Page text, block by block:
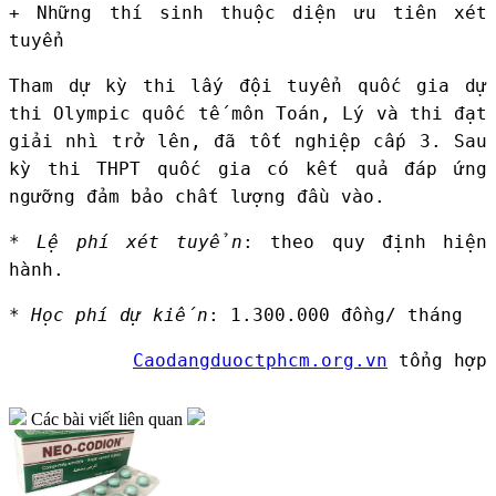
+ Những thí sinh thuộc diện ưu tiên xét
tuyển
Tham dự kỳ thi lấy đội tuyển quốc gia dự
thi Olympic quốc tế môn Toán, Lý và thi đạt
giải nhì trở lên, đã tốt nghiệp cấp 3. Sau
kỳ thi THPT quốc gia có kết quả đáp ứng
ngưỡng đảm bảo chất lượng đầu vào.
* Lệ phí xét tuyển : theo quy định hiện
hành.
* Học phí dự kiến : 1.300.000 đồng/ tháng
Caodangduoctphcm.org.vn tổng hợp
Các bài viết liên quan